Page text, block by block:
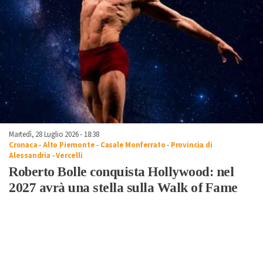
Martedì, 28 Luglio 2026 - 18:38
Cronaca-Alto Piemonte- Casale Monferrato- Provincia di
Alessandria -Vercelli
Roberto Bolle conquista Hollywood: nel
2027 avrà una stella sulla Walk of Fame